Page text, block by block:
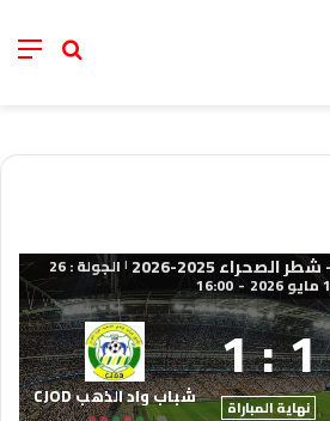
خانة
2025-2026
| الجولة : 26
-
16:00
1
:
1
نهاية المباراة شباب واد الذهب CJOD